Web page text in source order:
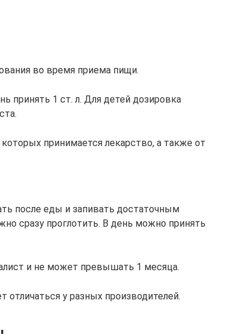
во время приема пищи.
принять 1 ст. л. Для детей дозировка
принимается лекарство, а также от
после еды и запивать достаточным
сразу проглотить. В день можно принять
и не может превышать 1 месяца.
у разных производителей.